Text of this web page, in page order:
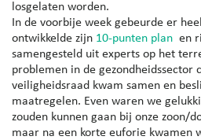
losgelaten worden.
In de voorbije week gebeurde er
ontwikkelde zijn 10-punten plan en
samengesteld uit experts op het
problemen in de gezondheidssector
veiligheidsraad kwam samen en
maatregelen. Even waren we
zouden kunnen gaan bij onze zoon/
maar na een korte euforie kwamen